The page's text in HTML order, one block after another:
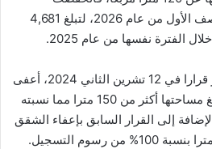
مبيعاتها بنسبة 4% خلال النصف الأول من عام 2026، لتبلغ 4,681
مجلس الوزراء كان قد أصدر قرارا في 12 تشرين الثاني 2024، أعفى
فيه الشقق السكنية التي تبلغ مساحتها أكثر من 150 مترا مما نسبته
إلى القرار السابق بإعفاء الشقق